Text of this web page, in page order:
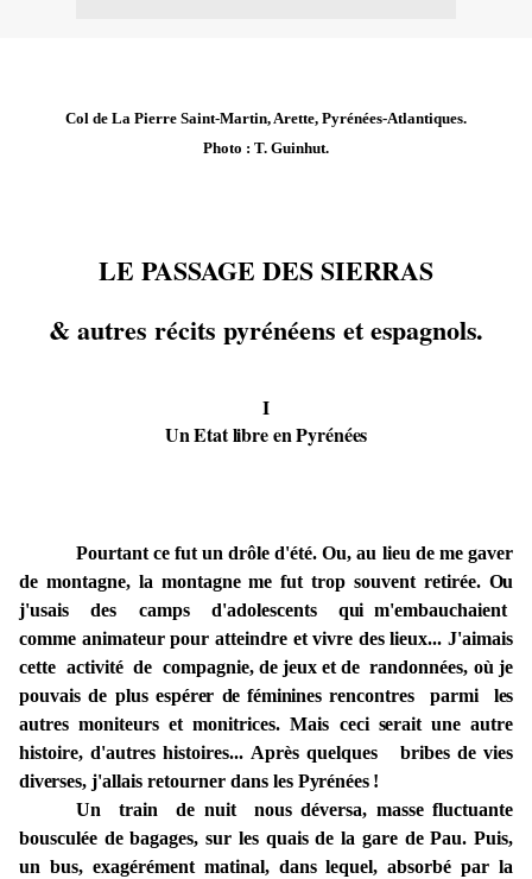
Col de La Pierre Saint-Martin, Arette, Pyrénées-Atlantiques.
Photo : T. Guinhut.
LE PASSAGE DESSIERRAS
& autres récits pyrénéens etespagnols.
I
Un Etat libre en Pyrénées
Pourtant cefutun drôle d'été. Ou, au lieu de me gaver
de montagne, la montagneme fut trop souvent retirée. Ou
j'usaisdes camps d'adolescentsqui m'embauchaient
comme animateurpour atteindre et vivre des lieux... J'aimais
cette activité decompagnie,de jeux et de randonnées, où je
pouvais de plusespérer defémininesrencontres parmiles
autres moniteurs et monitrices. Mais ceci seraitune autre
histoire, d'autres histoires... Après quelquesbribes de vies
diverses, j'allais retourner dans les Pyrénées !
Un train de nuit nous déversa, masse fluctuante
bousculée debagages, sur les quais de la gare dePau. Puis,
un bus, exagérément matinal, danslequel,absorbé par la